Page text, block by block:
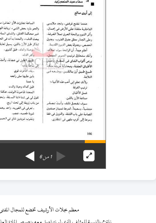
1من6
معظم مجلات الأرشيف تخضع للمجال